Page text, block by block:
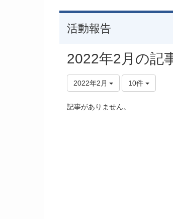
活動報告
2022年2月の記
2022年2月 10件
記事がありません。